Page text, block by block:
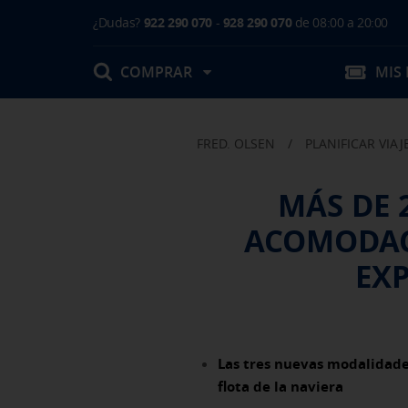
¿Dudas? 922 290 070 - 928 290 070de 08:00 a 20:00
COMPRAR
Comprar tu viaje
MIS
T.Embarque / Resumen de Compra
Prepara tu viaje
Contacto
FRED. OLSEN / PLANIFICAR
MÁS DE
Las tres nuevas
flota de la naviera